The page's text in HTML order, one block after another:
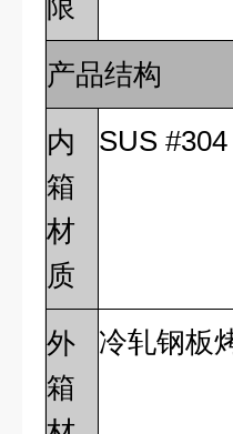
限
产品结构
内
箱
材
质
SUS #304
外
箱
冷轧钢板